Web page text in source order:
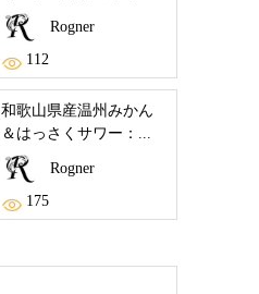
Rogner
112
和歌山県産温州みかん
＆はっさくサワー：...
Rogner
175